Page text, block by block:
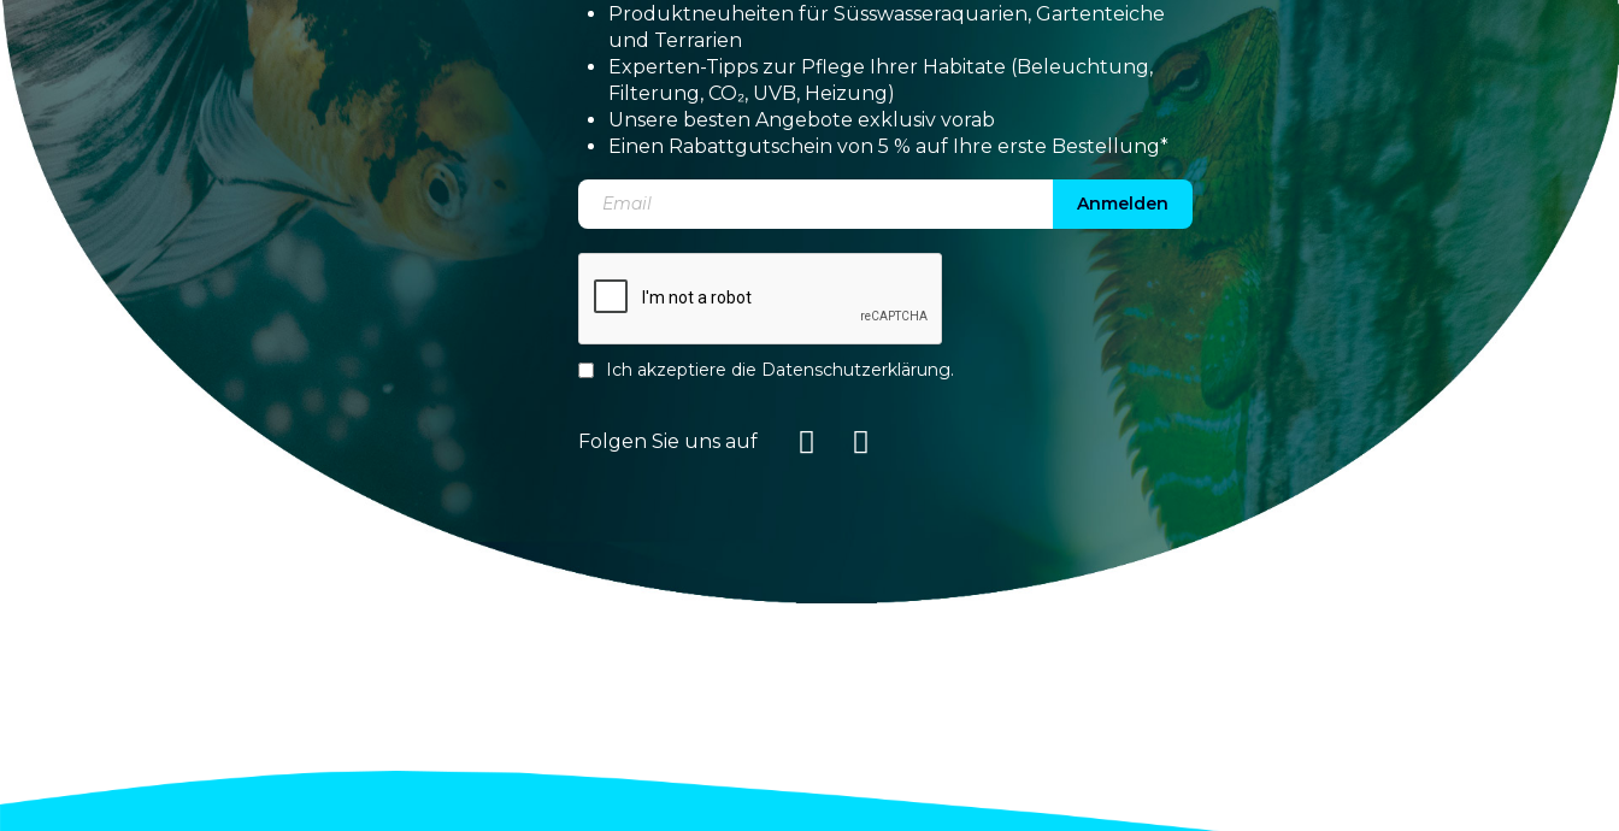
Produktneuheiten für Süsswasseraquarien, Gartenteiche
und Terrarien
Experten-Tipps zur Pflege Ihrer Habitate (Beleuchtung,
Filterung, CO₂, UVB, Heizung)
Unsere besten Angebote exklusiv vorab
Einen Rabattgutschein von 5 % auf Ihre erste Bestellung*
Anmelden
Ich akzeptiere die Datenschutzerklärung.
Folgen Sie uns auf